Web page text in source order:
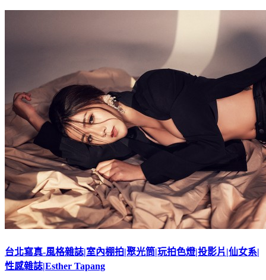
台北寫真-風格雜誌|室內棚拍|聚光筒|玩拍色燈|投影片|仙女系|
性感雜誌|Esther Tapang